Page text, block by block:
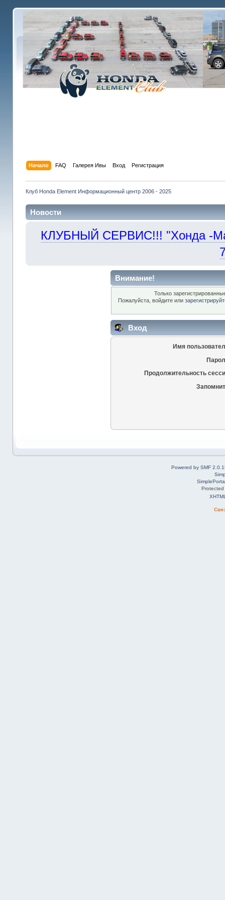
Начало FAQ Галерея Ивы Вход Регистрация
Клуб Honda Element Информационный центр 2006 - 2025
Новости
КЛУБНЫЙ СЕРВИС!!! "Хонда -
Внимание!
Только
Пожалуйста, войдите или
Вход
Имя
Продолжительность
Powered by SMF